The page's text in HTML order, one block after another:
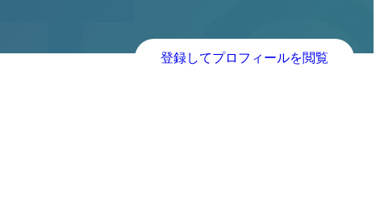
登録してプロフィールを閲覧